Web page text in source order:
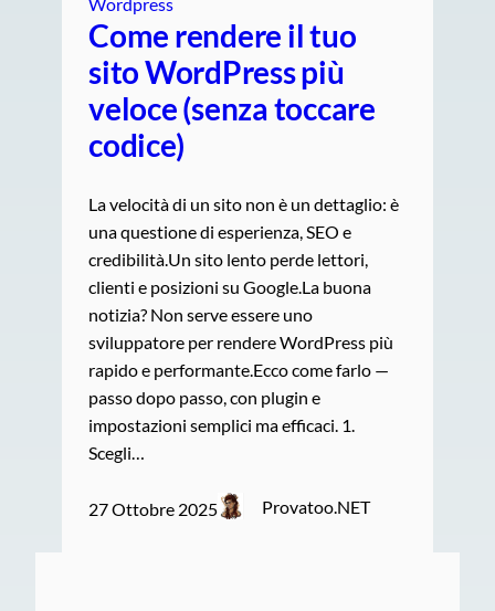
Come rendere il tuo
sito WordPress più
veloce (senza toccare
codice)
La velocità di un sito non è un dettaglio: è
una questione di esperienza, SEO e
credibilità.Un sito lento perde lettori,
clienti e posizioni su Google.La buona
notizia? Non serve essere uno
sviluppatore per rendere WordPress più
rapido e performante.Ecco come farlo —
passo dopo passo, con plugin e
impostazioni semplici ma efficaci. 1.
Scegli…
27 Ottobre 2025 Provatoo.NET